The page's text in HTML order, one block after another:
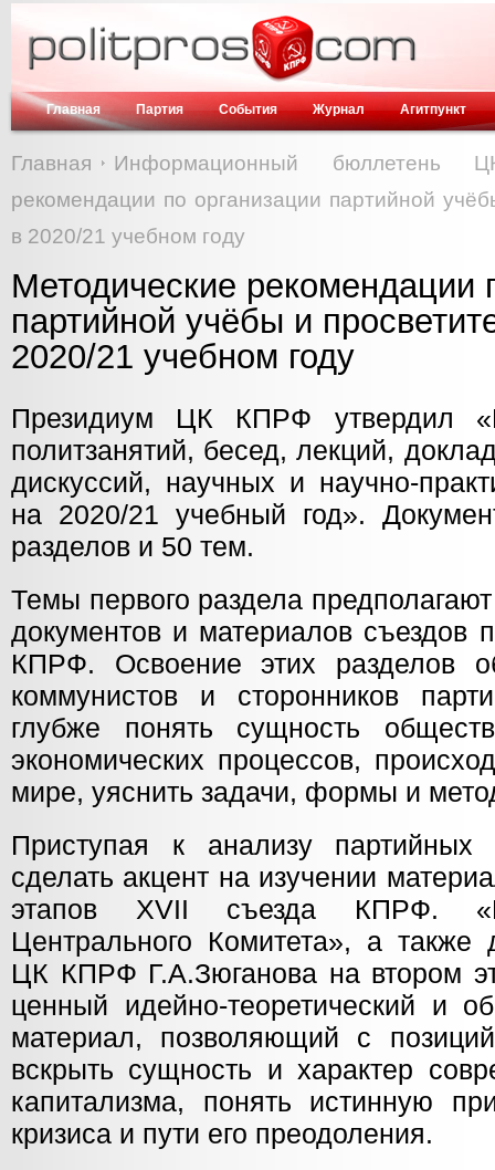
Главная Партия События Журнал Агитпункт
Главная
Информационный бюллетень
рекомендации по организации партийной
в 2020/21 учебном году
Методические рекомендации
партийной учёбы и
2020/21 учебном году
Президиум ЦК КПРФ утвердил
политзанятий, бесед, лекций,
дискуссий, научных и научно-
на 2020/21 учебный год».
разделов и 50 тем.
Темы первого раздела
документов и материалов съездов
КПРФ. Освоение этих разделов
коммунистов и сторонников
глубже понять сущность
экономических процессов,
мире, уяснить задачи, формы и
Приступая к анализу партийных
сделать акцент на изучении
этапов XVII съезда КПРФ.
Центрального Комитета», а также
ЦК КПРФ Г.А.Зюганова на втором
ценный идейно-теоретический и
материал, позволяющий с
вскрыть сущность и характер
капитализма, понять истинную
кризиса и пути его преодоления.